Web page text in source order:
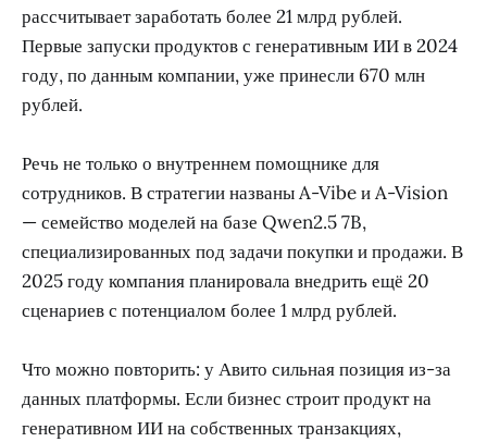
рассчитывает заработать более 21 млрд рублей.
Первые запуски продуктов с генеративным ИИ в 2024
году, по данным компании, уже принесли 670 млн
рублей.
Речь не только о внутреннем помощнике для
сотрудников. В стратегии названы A-Vibe и A-Vision
— семейство моделей на базе Qwen2.5 7B,
специализированных под задачи покупки и продажи. В
2025 году компания планировала внедрить ещё 20
сценариев с потенциалом более 1 млрд рублей.
Что можно повторить: у Авито сильная позиция из-за
данных платформы. Если бизнес строит продукт на
генеративном ИИ на собственных транзакциях,